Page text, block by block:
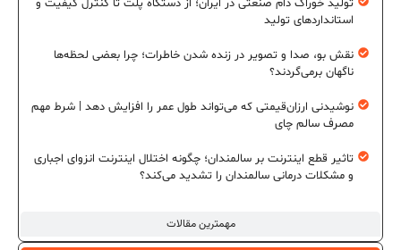
مهمترین مقالات
تولید خوراک دام صنعتی در ایران؛ از دستگاه پلت تا کنترل کیفیت و
استانداردهای تولید
نقش بو، صدا و تصویر در زنده شدن خاطرات؛ چرا بعضی لحظه‌ها
ناگهان برمی‌گردند؟
نوشیدنی ارزان‌قیمتی که می‌تواند طول عمر را افزایش دهد | شرط مهم
مصرف سالم چای
تاثیر قطع اینترنت بر سالمندان؛ چگونه اختلال اینترنت انزوای اجباری
و مشکلات درمانی سالمندان را تشدید می‌کند؟